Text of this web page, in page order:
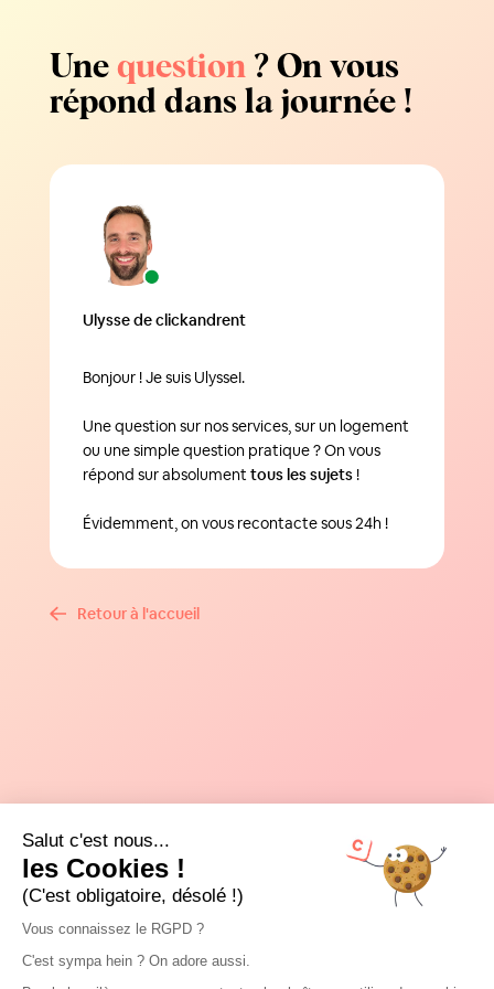
Une question ? On vous
répond dans la journée !
Ulysse de clickandrent
Bonjour ! Je suis UlysseI.
Une question sur nos services, sur un logement
ou une simple question pratique ? On vous
répond sur absolument tous les sujets!
Évidemment, on vous recontacte sous 24h !
Retour à l'accueil
Salut c'est nous...
les Cookies !
(C'est obligatoire, désolé !)
Vous connaissez le RGPD ?
C'est sympa hein ? On adore aussi.